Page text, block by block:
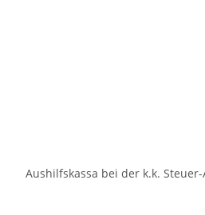
Aushilfskassa bei der k.k.